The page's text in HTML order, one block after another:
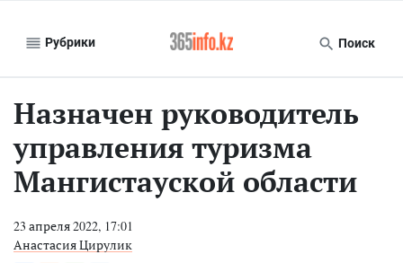
Рубрики Поиск
Назначен руководитель
управления туризма
Мангистауской области
23 апреля 2022, 17:01
Анастасия Цирулик